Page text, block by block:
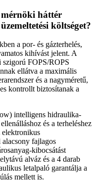
háttér
költséget?
a por- és gázterhelés,
kihívást jelent. A
FOPS/ROPS
ellátva a maximális
és a nagyméretű,
kontrollt biztosítanak a
intelligens hidraulika-
és a terheléshez
elektronikus
fajlagos
kibocsátást
alváz és a 4 darab
letalpaló garantálja a
mellett is.